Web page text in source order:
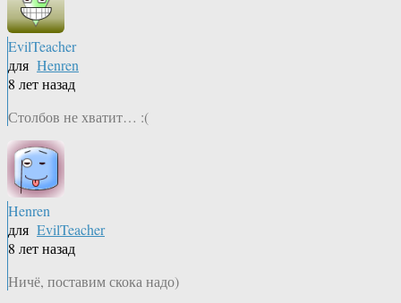
EvilTeacher
для Henren
8 лет назад
Столбов не хватит… :(
Henren
для EvilTeacher
8 лет назад
Ничё, поставим скока надо)